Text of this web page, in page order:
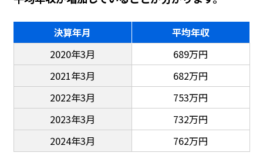
決算年月
平均年収
2020年3月
689万円
2021年3月
682万円
2022年3月
753万円
2023年3月
732万円
2024年3月
762万円